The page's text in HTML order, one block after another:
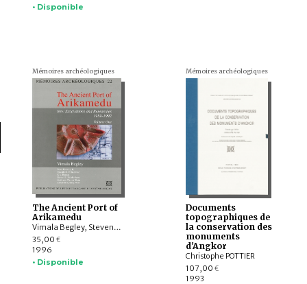
• Disponible
Mémoires archéologiques
The Ancient Port of
Arikamedu
Vimala Begley, Steven E. SIDEBOTHAM, Elizabeth LYDING WILL, Peter FRANCIS, Jr., K.V. RAMAN, Iravatham MAHADEVAN, Kathleen WARNER SLANE
35,00 €
1996
• Disponible
Mémoires archéologiques
Documents
topographiques de
la conservation des
monuments
d'Angkor
Christophe POTTIER
107,00 €
1993